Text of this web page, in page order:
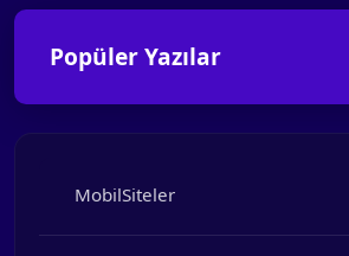
Popüler Yazılar
MobilSiteler